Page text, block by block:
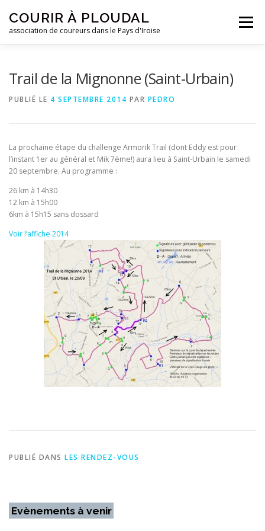
contenu
COURIR À PLOUDAL
association de coureurs dans le Pays d'Iroise
Menu
CONTACTEZ-NOUS !
Trail de la Mignonne (Saint-Urbain)
PUBLIÉ LE 4 SEPTEMBRE 2014 PAR PEDRO
La prochaine étape du challenge Armorik Trail (dont Eddy est pour
l’instant 1er au général et Mik 7ème!) aura lieu à Saint-Urbain le samedi
20 septembre. Au programme :
26 km à 14h30
12 km à 15h00
6km à 15h15 sans dossard
Voir l’affiche 2014
PUBLIÉ DANS LES RENDEZ-VOUS
Evènements à venir